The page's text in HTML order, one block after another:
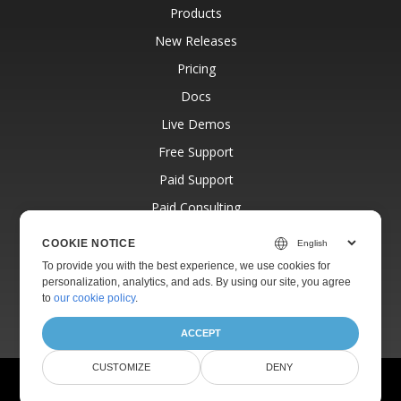
Products
New Releases
Pricing
Docs
Live Demos
Free Support
Paid Support
Paid Consulting
Websites
About
© Aspose Pty Ltd 2001-2026.
COOKIE NOTICE
To provide you with the best experience, we use cookies for
personalization, analytics, and ads. By using our site, you agree
toour cookie policy.
ACCEPT
CUSTOMIZE DENY